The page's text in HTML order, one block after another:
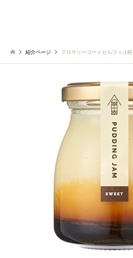
紹介ページ グロサリーコートセルフィユ